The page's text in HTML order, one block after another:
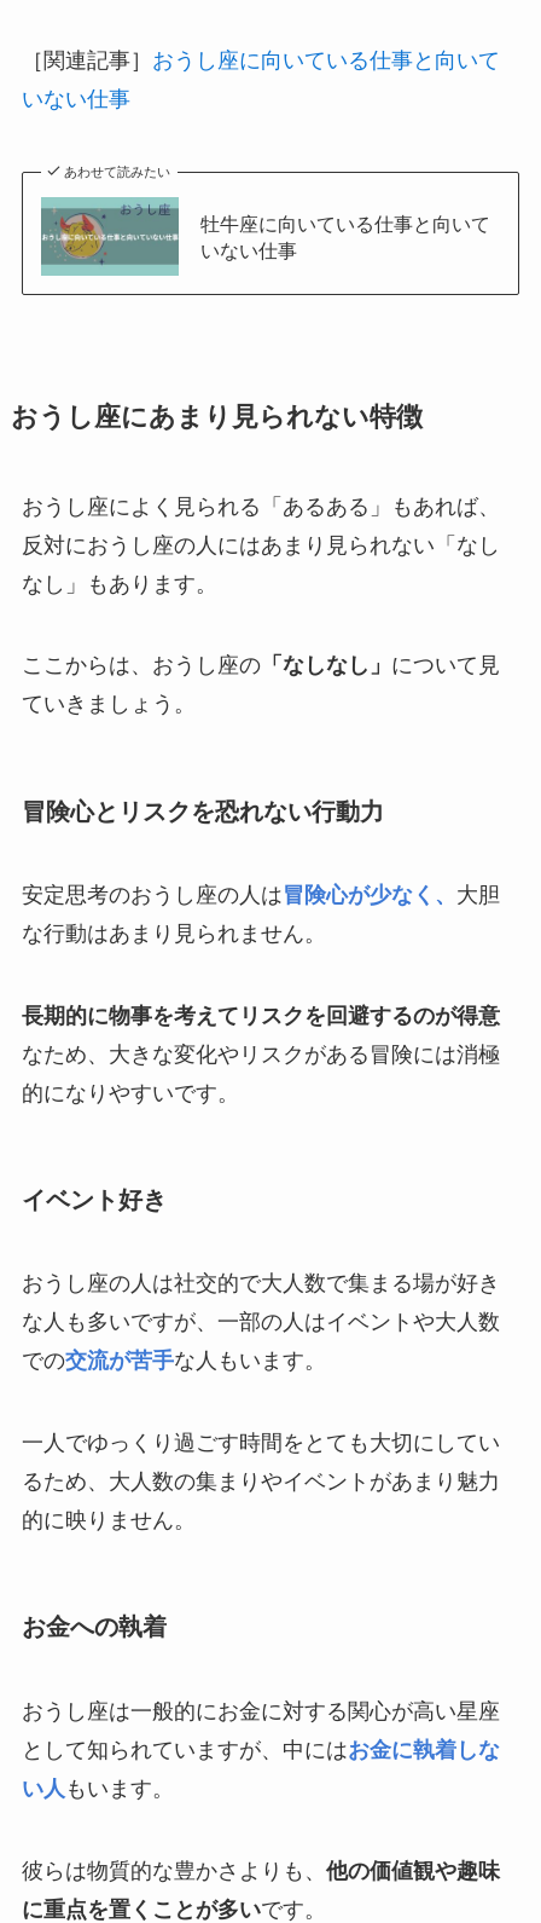
［関連記事］ おうし座に向いている仕事と向いて
いない仕事
あわせて読みたい
牡牛座に向いている仕事と向いて
いない仕事
おうし座にあまり見られない特徴
おうし座によく見られる「あるある」もあれば、
反対におうし座の人にはあまり見られない「なし
なし」もあります。
ここからは、おうし座の「なしなし」 について見
ていきましょう。
冒険心とリスクを恐れない行動力
安定思考のおうし座の人は冒険心が少なく、 大胆
な行動はあまり見られません。
長期的に物事を考えてリスクを回避するのが得意
なため、大きな変化やリスクがある冒険には消極
的になりやすいです。
イベント好き
おうし座の人は社交的で大人数で集まる場が好き
な人も多いですが、一部の人はイベントや大人数
での交流が苦手な人もいます。
一人でゆっくり過ごす時間をとても大切にしてい
るため、大人数の集まりやイベントがあまり魅力
的に映りません。
お金への執着
おうし座は一般的にお金に対する関心が高い星座
として知られていますが、中にはお金に執着しな
い人 もいます。
彼らは物質的な豊かさよりも、 他の価値観や趣味
に重点を置くことが多いです。